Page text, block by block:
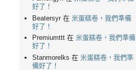
好了！
Beatersyr 在 米蛋糕卷，我們準備
好了！
Premiumttt 在 米蛋糕卷，我們準備
好了！
Stanmorelks 在 米蛋糕卷，我們準
備好了！